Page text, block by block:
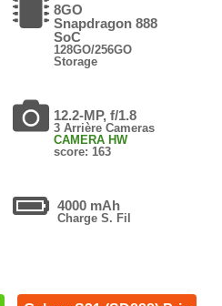
8GO
Snapdragon 888
SoC
128GO/256GO
Storage
12.2-MP, f/1.8
3 Arrière Cameras
CAMERA HW
score: 163
4000 mAh
Charge S. Fil